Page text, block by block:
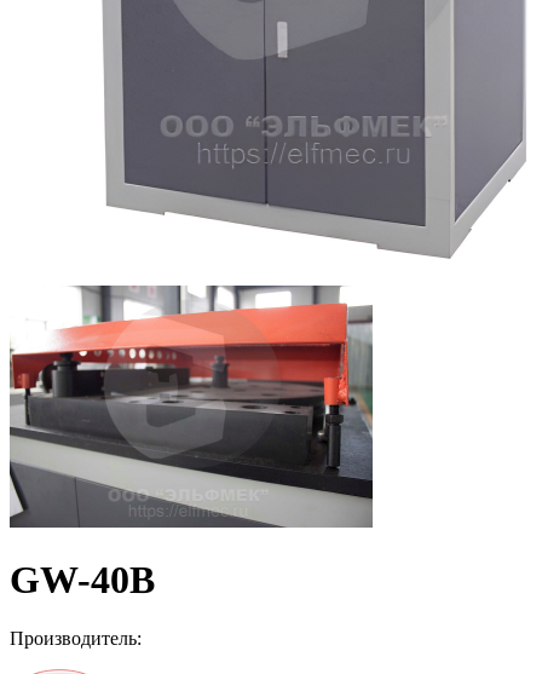
GW-40B
Производитель: